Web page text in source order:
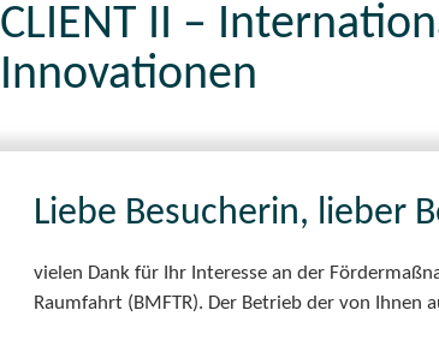
CLIENT II –
Innovationen
Liebe Besucherin, lieber
vielen Dank für Ihr Interesse an der
Raumfahrt (BMFTR). Der Betrieb der von